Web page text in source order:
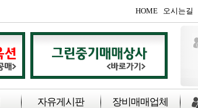
HOME 오시는길
자유게시판 장비매매업체